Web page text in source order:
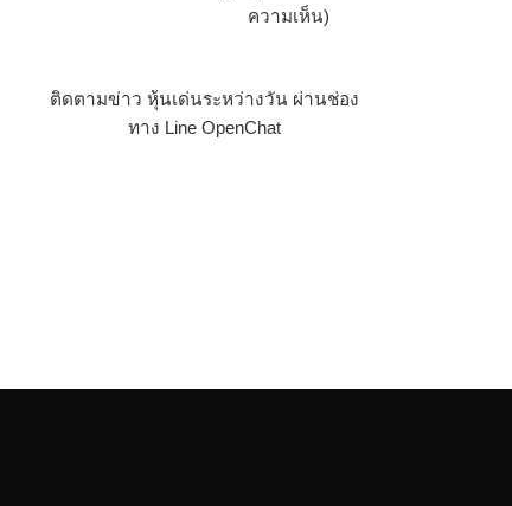
ความเห็น)
ติดตามข่าว หุ้นเด่นระหว่างวัน ผ่านช่อง
ทาง Line OpenChat